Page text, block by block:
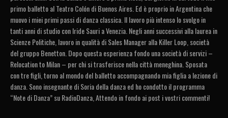
primo balletto al Teatro Colón di Buenos Aires. Ed è proprio in Argentina che
muovo i miei primi passi di danza classica. Il lavoro più intenso lo svolgo in
tanti anni di studio con Iride Sauri a Venezia. Negli anni successivi alla laurea in
Scienze Politiche, lavoro in qualità di Sales Manager alla Killer Loop, società
del gruppo Benetton. Dopo questa esperienza fondo una società di servizi –
Relocation to Milan – per chi si trasferisce nella città meneghina. Sposata
con tre figli, torno al mondo del balletto accompagnando mia figlia a lezione di
danza. Sono insegnante di Soria della danza ed ho condotto il programma
“Note di Danza” su RadioDanza, Attendo in fondo ai post i vostri commenti!